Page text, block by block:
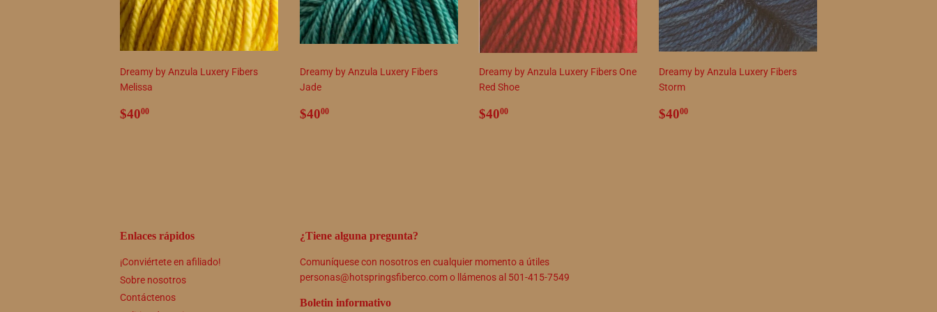
Dreamy by Anzula Luxery Fibers
Melissa
Precio
$4000
Dreamy by Anzula Luxery Fibers
Jade
Precio
$4000$40.00
Dreamy by Anzula Luxery Fibers One
Red Shoe
Precio
$4000
Dreamy by Anzula Luxery Fibers
Storm
Precio
$4000$40.00
Enlaces rápidos
¡Conviértete en afiliado!
Sobre nosotros
Contáctenos
¿Tiene alguna pregunta?
Comuníquese con nosotros en cualquier momento a útiles
personas@hotspringsfiberco.com o llámenos al 501-415-7549
Boletin informativo